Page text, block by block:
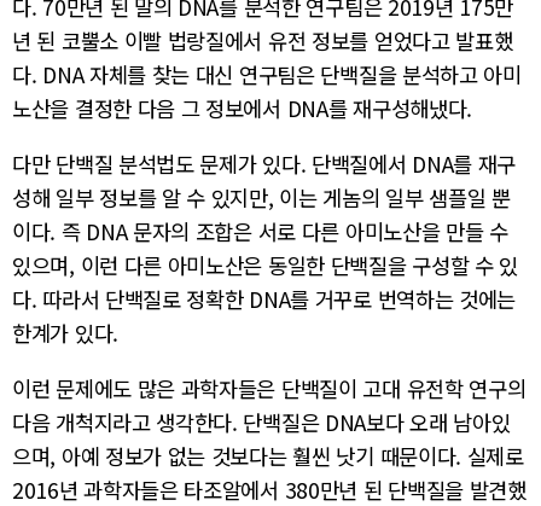
다. 70만년 된 말의 DNA를 분석한 연구팀은 2019년 175만
년 된 코뿔소 이빨 법랑질에서 유전 정보를 얻었다고 발표했
다. DNA 자체를 찾는 대신 연구팀은 단백질을 분석하고 아미
노산을 결정한 다음 그 정보에서 DNA를 재구성해냈다.
다만 단백질 분석법도 문제가 있다. 단백질에서 DNA를 재구
성해 일부 정보를 알 수 있지만, 이는 게놈의 일부 샘플일 뿐
이다. 즉 DNA 문자의 조합은 서로 다른 아미노산을 만들 수
있으며, 이런 다른 아미노산은 동일한 단백질을 구성할 수 있
다. 따라서 단백질로 정확한 DNA를 거꾸로 번역하는 것에는
한계가 있다.
이런 문제에도 많은 과학자들은 단백질이 고대 유전학 연구의
다음 개척지라고 생각한다. 단백질은 DNA보다 오래 남아있
으며, 아예 정보가 없는 것보다는 훨씬 낫기 때문이다. 실제로
2016년 과학자들은 타조알에서 380만년 된 단백질을 발견했